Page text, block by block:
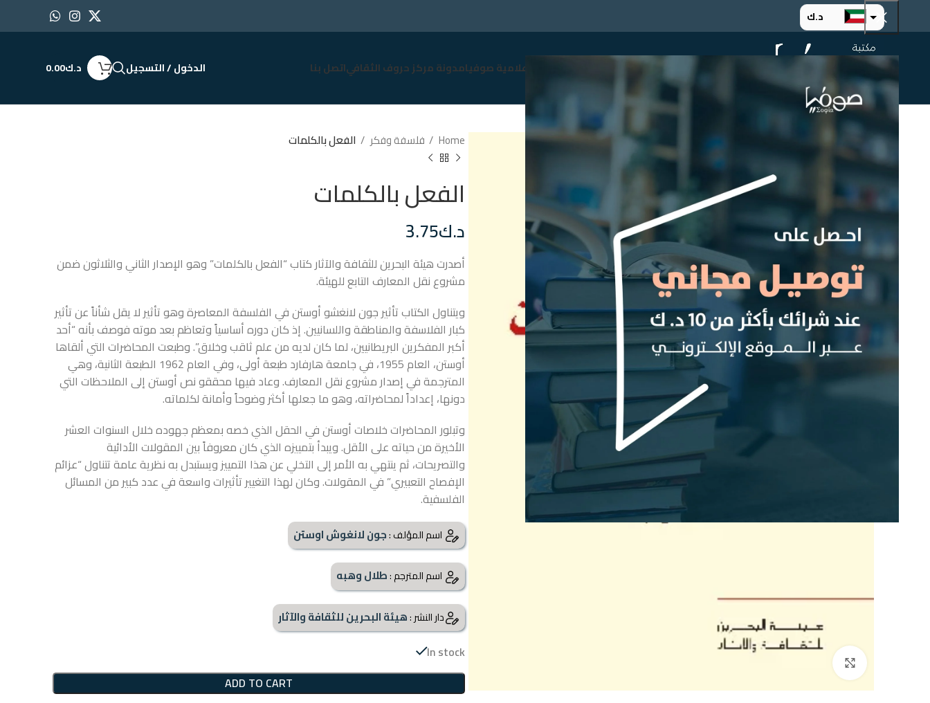
د.ك
د.إ
ر.ق
الرئيسية إعلامية صوفيامدونة مركز حروف الثقافياتصل بنا الدخول / التسجيل د.ك0.00
Home فلسفة وفكر الفعل بالكلمات
الفعل بالكلمات
د.ك3.75
أصدرت هيئة البحرين للثقافة والآثار كتاب “الفعل بالكلمات” وهو الإصدار الثاني والثلاثون ضمن
مشروع نقل المعارف التابع للهيئة.
ويتناول الكتاب تأثير جون لانغشو أوستن في الفلسفة المعاصرة وهو تأثير لا يقل شأناً عن تأثير
كبار الفلاسفة والمناطقة واللسانيين. إذ كان دوره أساسياً وتعاظم بعد موته فوصف بأنه “أحد
أكبر المفكرين البريطانيين، لما كان لديه من علم ثاقب وخلاق”. وطبعت المحاضرات التي ألقاها
أوستن، العام 1955، في جامعة هارفارد طبعة أولى، وفي العام 1962 الطبعة الثانية، وهي
المترجمة في إصدار مشروع نقل المعارف. وعاد فيها محققو نص أوستن إلى الملاحظات التي
دونها، إعداداً لمحاضراته، وهو ما جعلها أكثر وضوحاً وأمانة لكلماته.
وتبلور المحاضرات خلاصات أوستن في الحقل الذي خصه بمعظم جهوده خلال السنوات العشر
الأخيرة من حياته على الأقل. ويبدأ بتمييزه الذي كان معروفاً بين المقولات الأدائية
والتصريحات، ثم ينتهي به الأمر إلى التخلي عن هذا التمييز ويستبدل به نظرية عامة تتناول “عزائم
الإفصاح التعبيري” في المقولات. وكان لهذا التغيير تأثيرات واسعة في عدد كبير من المسائل
الفلسفية.
اسم المؤلف :جون لانغوش اوستن
اسم المترجم :طلال وهبه
دار النشر :هيئة البحرين للثقافة والآثار
In stock
ADD TO CART